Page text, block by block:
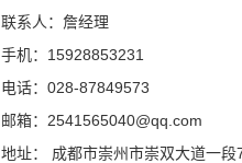
联系人：詹经理
手机：15928853231
电话：028-87849573
邮箱：2541565040@qq.com
地址： 成都市崇州市崇双大道一段